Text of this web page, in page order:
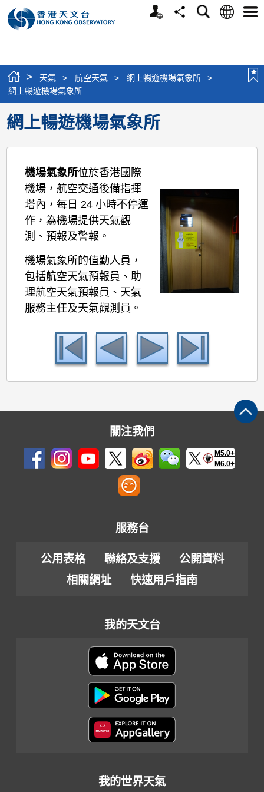
個
分
搜
語
選
> 天氣 > 航空天氣 > 網上暢遊機場氣象所
>
網上暢遊機場氣象所
網上暢遊機場氣象所
機場氣象所位於香港國際
機場，航空交通後備指揮
塔內，每日 24 小時不停運
作，為機場提供天氣觀
測、預報及警報。
機場氣象所的值勤人員，
包括航空天氣預報員、助
理航空天氣預報員、天氣
服務主任及天氣觀測員。
關注我們
M5.0+
M6.0+
服務台
公用表格 聯絡及支援
公開資料
相關網址
快速用戶指南
我的天文台
我的世界天氣